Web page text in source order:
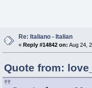
Re: Italiano - Italian
« Reply #14842 on: Aug 24,
Quote from: